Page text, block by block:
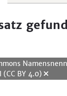
BY 4.0)